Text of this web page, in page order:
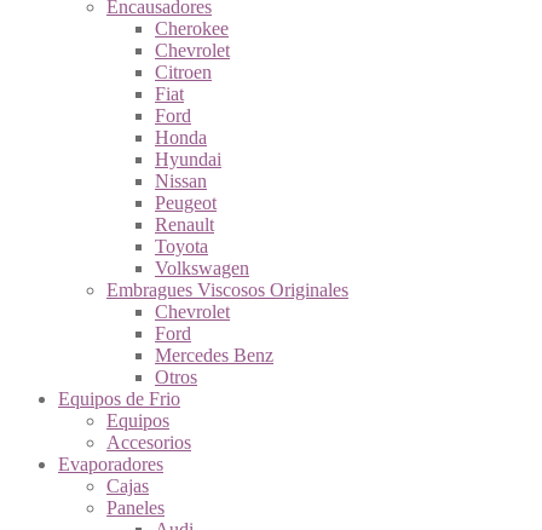
Encausadores
Cherokee
Chevrolet
Citroen
Fiat
Ford
Honda
Hyundai
Nissan
Peugeot
Renault
Toyota
Volkswagen
Embragues Viscosos Originales
Chevrolet
Ford
Mercedes Benz
Otros
Equipos de Frio
Equipos
Accesorios
Evaporadores
Cajas
Paneles